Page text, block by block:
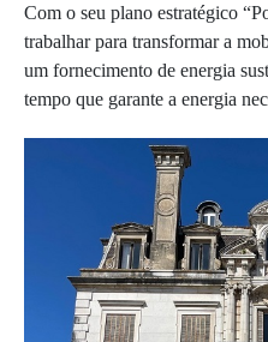
Com o seu plano estratégico
trabalhar para transformar a
um fornecimento de energia
tempo que garante a energia